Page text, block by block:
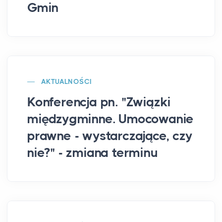
Gmin
AKTUALNOŚCI
Konferencja pn. "Związki
międzygminne. Umocowanie
prawne - wystarczające, czy
nie?" - zmiana terminu